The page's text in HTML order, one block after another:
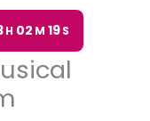
H 02 M 18S